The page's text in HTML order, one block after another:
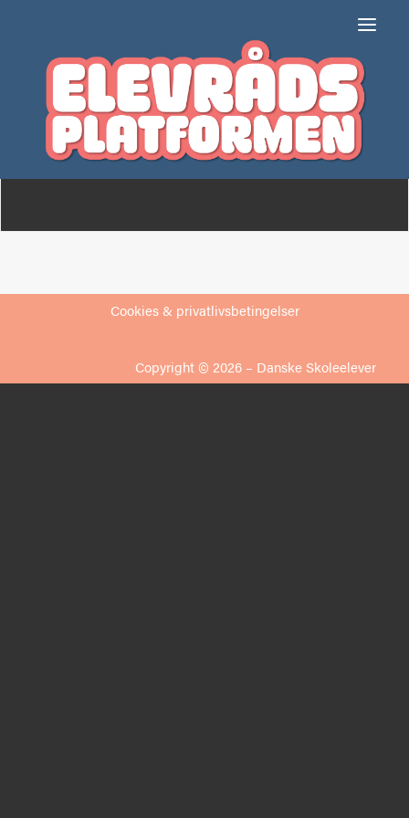
Vejlebroskolen
Medlemmer
Cookies & privatlivsbetingelser
Copyright © 2026 – Danske Skoleelever